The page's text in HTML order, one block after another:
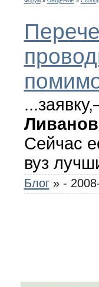
Ливанов
Сейчас
вуз
Блог » -